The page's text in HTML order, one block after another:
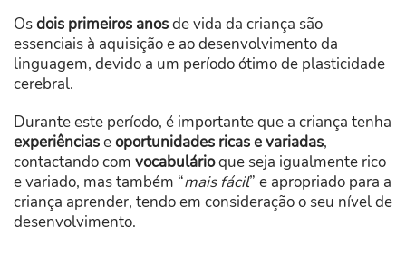
Osdois primeiros anosde vida da criança são
essenciais à aquisição e ao desenvolvimento da
linguagem, devido a um período ótimo de plasticidade
cerebral.
Durante este período, é importante que a criança tenha
experiênciaseoportunidades ricas e variadas,
contactando com vocabulárioque seja igualmente rico
e variado, mas também “mais fácil” e apropriado para a
criança aprender, tendo em consideração o seu nível de
desenvolvimento.